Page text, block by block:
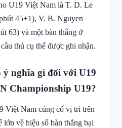
U19 Việt Nam là T. D. Le
45+1), V. B. Nguyen
63) và một bàn thắng ở
thủ cụ thể được ghi nhận.
ý nghĩa gì đối với U19
Championship U19?
Việt Nam củng cố vị trí trên
lớn về hiệu số bàn thắng bại